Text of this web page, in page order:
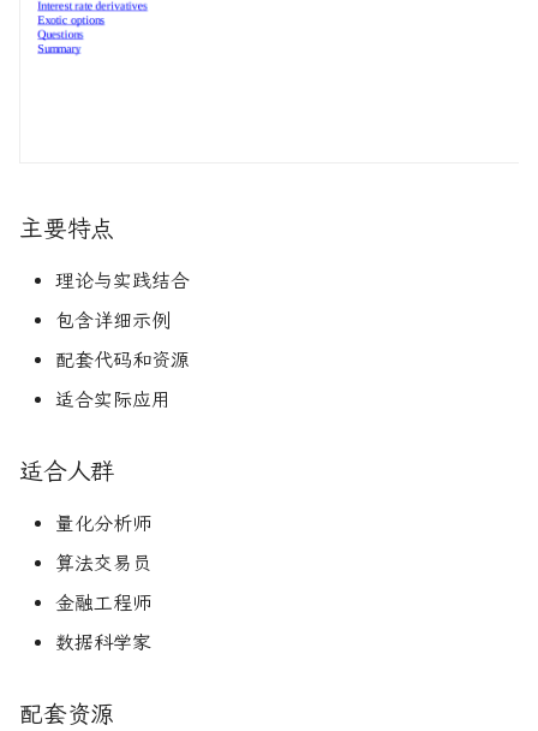
主要特点
理论与实践结合
包含详细示例
配套代码和资源
适合实际应用
适合人群
量化分析师
算法交易员
金融工程师
数据科学家
配套资源